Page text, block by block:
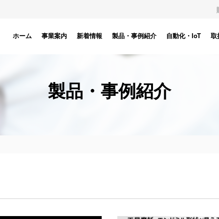
ホーム 事業案内 新着情報 製品・事例紹介 自動化・IoT 取
製品・事例紹介